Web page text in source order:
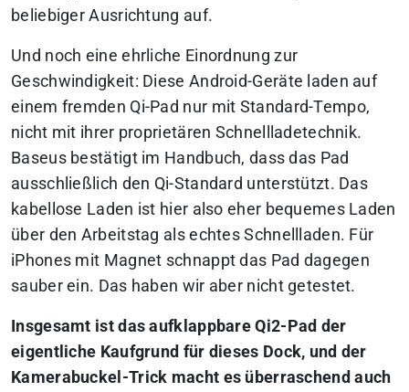
beliebiger Ausrichtung auf.
Und noch eine ehrliche Einordnung zur
Geschwindigkeit: Diese Android-Geräte laden auf
einem fremden Qi-Pad nur mit Standard-Tempo,
nicht mit ihrer proprietären Schnellladetechnik.
Baseus bestätigt im Handbuch, dass das Pad
ausschließlich den Qi-Standard unterstützt. Das
kabellose Laden ist hier also eher bequemes Laden
über den Arbeitstag als echtes Schnellladen. Für
iPhones mit Magnet schnappt das Pad dagegen
sauber ein. Das haben wir aber nicht getestet.
Insgesamt ist das aufklappbare Qi2-Pad der
eigentliche Kaufgrund für dieses Dock, und der
Kamerabuckel-Trick macht es überraschend auch